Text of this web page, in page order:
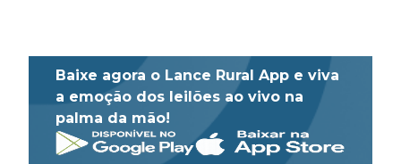
Baixe agora o Lance Rural App e viva
a emoção dos leilões ao vivo na
palma da mão!